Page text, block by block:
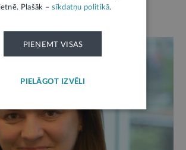
Tieslietas
Plašāk –sīkdatņu politikā.
PIEŅEMT VISAS
PIELĀGOT IZVĒLI